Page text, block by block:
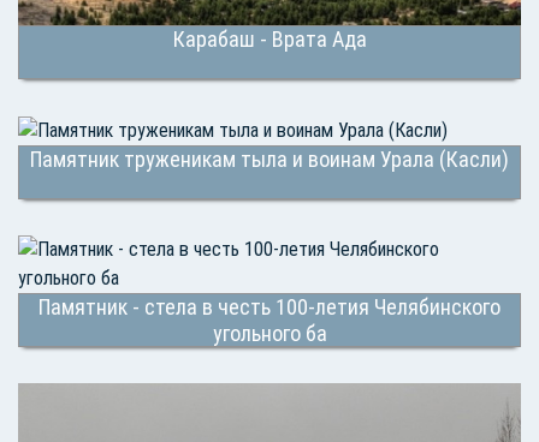
Карабаш - Врата Ада
Памятник труженикам тыла и воинам Урала (Касли)
Памятник - стела в честь 100-летия Челябинского
угольного ба